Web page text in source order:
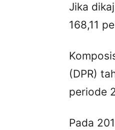
Jika
168,11
(DPR)
periode
Pada